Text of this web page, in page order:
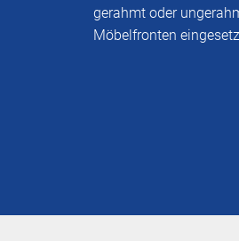
gerahmt oder
Möbelfronten